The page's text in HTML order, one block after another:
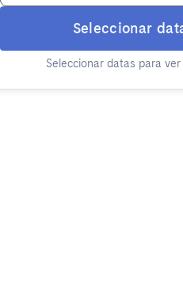
Seleccionar
Seleccionar datas para